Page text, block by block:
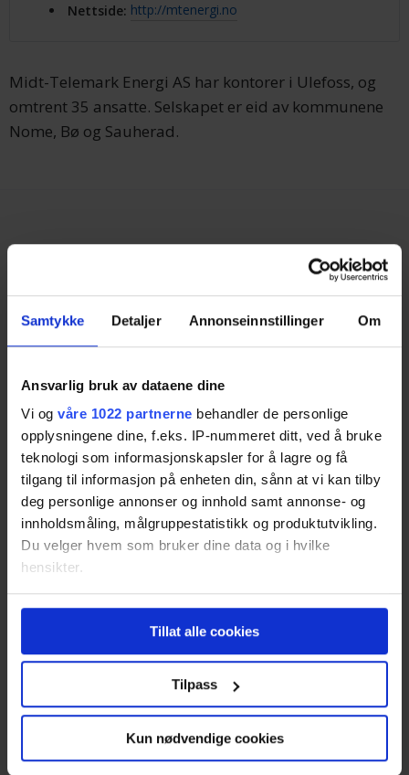
Samtykke Detaljer Annonseinnstillinger Om
Ansvarlig bruk av dataene dine
Vi og våre 1022 partnerne behandler de personlige
opplysningene dine, f.eks. IP-nummeret ditt, ved å bruke
teknologi som informasjonskapsler for å lagre og få
tilgang til informasjon på enheten din, sånn at vi kan tilby
deg personlige annonser og innhold samt annonse- og
innholdsmåling, målgruppestatistikk og produktutvikling.
Du velger hvem som bruker dine data og i hvilke
hensikter.
Hvis du gir oss lov, vil vi også gjerne:
Innhente informasjon om den geografiske
beliggenheten din, som kan være nøyaktig innenfor
Identifisere enheten din ved å aktivt skanne den
kan du lese om hvordan dine personlige
data behandles og hvordan du kan velge hvordan de skal
Tillat alle cookies
Tilpass
Kun nødvendige cookies
Nettside: http://mtenergi.no
Midt-Telemark Energi AS har kontorer i Ulefoss, og
omtrent 35 ansatte. Selskapet er eid av kommunene
Nome, Bø og Sauherad.
Tjenester
Strøm Bedrift
Strøm Borettslag
Sammenlign strømpriser
Elbillader.no
Solceller.no
Vis alle
Artikler
12 tips til strømsparing
Velg beste strømavtale for deg
Ikke gå i strøm-fella når du flytter